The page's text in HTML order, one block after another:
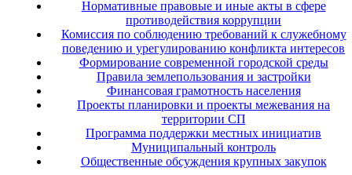
Нормативные правовые и иные акты в сфере
противодействия коррупции
Комиссия по соблюдению требований к служебному
поведению и урегулированию конфликта интересов
Формирование современной городской среды
Правила землепользования и застройки
Финансовая грамотность населения
Проекты планировки и проекты межевания на
территории СП
Программа поддержки местных инициатив
Муниципальный контроль
Общественные обсуждения крупных закупок